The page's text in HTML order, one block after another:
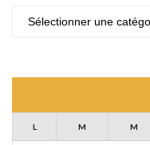
CATÉGORIES
L M M